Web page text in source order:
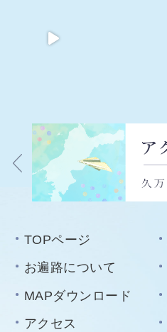
TOPページ
お遍路について
MAPダウンロード
アクセス